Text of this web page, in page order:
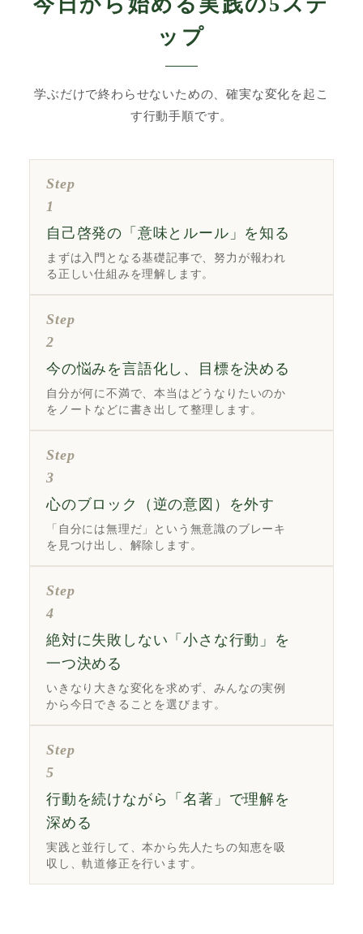
今日から始める実践の5ステ
ップ
学ぶだけで終わらせないための、確実な変化を起こ
す行動手順です。
Step
1
自己啓発の「意味とルール」を知る
まずは入門となる基礎記事で、努力が報われ
る正しい仕組みを理解します。
Step
2
今の悩みを言語化し、目標を決める
自分が何に不満で、本当はどうなりたいのか
をノートなどに書き出して整理します。
Step
3
心のブロック（逆の意図）を外す
「自分には無理だ」という無意識のブレーキ
を見つけ出し、解除します。
Step
4
絶対に失敗しない「小さな行動」を
一つ決める
いきなり大きな変化を求めず、みんなの実例
から今日できることを選びます。
Step
5
行動を続けながら「名著」で理解を
深める
実践と並行して、本から先人たちの知恵を吸
収し、軌道修正を行います。